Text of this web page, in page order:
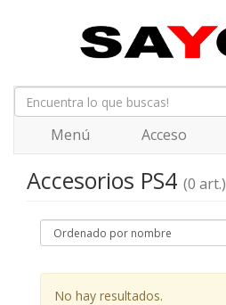
Menú Acceso
Accesorios PS4 (0 art.)
No hay resultados.